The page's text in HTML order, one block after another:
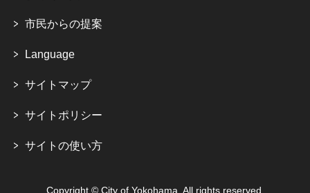
市民からの提案
Language
サイトマップ
サイトポリシー
サイトの使い方
Copyright © City of Yokohama. All rights reserved.